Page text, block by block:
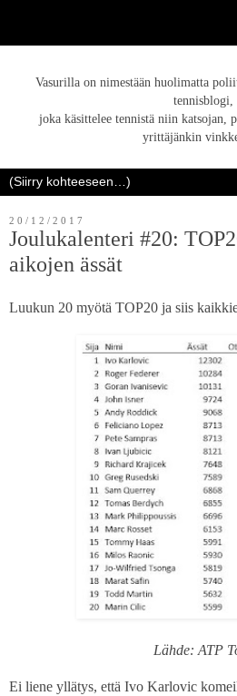
Vasurilla on nimestään huolimatta
tennisblogi,
joka käsittelee tennistä niin katsojan,
yrittäjänkin
20/12/2017
Joulukalenteri #20:
aikojen ässät
Luukun 20 myötä TOP20 ja siis
Lähde: ATP
Ei liene yllätys, että Ivo Karlovic